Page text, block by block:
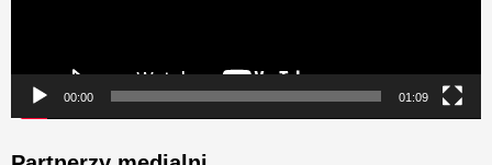
00:00 01:09